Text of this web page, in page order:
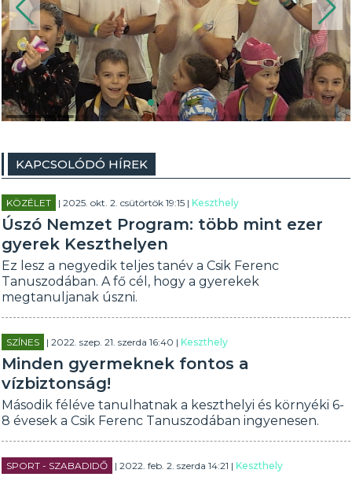
KAPCSOLÓDÓ HÍREK
KÖZÉLET | 2025. okt. 2. csütörtök 19:15 |Keszthely
Úszó Nemzet Program: több mint ezer
gyerek Keszthelyen
Ez lesz a negyedik teljes tanév a Csik Ferenc
Tanuszodában. A fő cél, hogy a gyerekek
megtanuljanak úszni.
SZÍNES | 2022. szep. 21. szerda 16:40 |Keszthely
Minden gyermeknek fontos a
vízbiztonság!
Második féléve tanulhatnak a keszthelyi és környéki 6-
8 évesek a Csik Ferenc Tanuszodában ingyenesen.
SPORT - SZABADIDŐ | 2022. feb. 2. szerda 14:21 |Keszthely